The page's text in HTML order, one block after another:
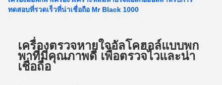
ทดสอบที่รวดเร็วที่น่าเชื่อถือ Mr Black 1000
เครื่องตรวจหายใจอัลโคฮอล์แบบพก
พาที่มีคุณภาพดี เพื่อตรวจไวและน่า
เชื่อถือ